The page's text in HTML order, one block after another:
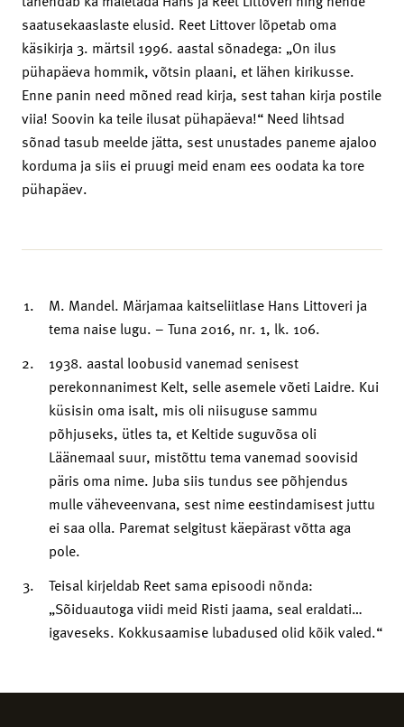
saatusekaaslaste elusid. Reet Littover lõpetab oma
käsikirja 3. märtsil 1996. aastal sõnadega: „On ilus
pühapäeva hommik, võtsin plaani, et lähen kirikusse.
Enne panin need mõned read kirja, sest tahan kirja postile
viia! Soovin ka teile ilusat pühapäeva!“ Need lihtsad
sõnad tasub meelde jätta, sest unustades paneme ajaloo
korduma ja siis ei pruugi meid enam ees oodata ka tore
pühapäev.
M. Mandel. Märjamaa kaitseliitlase Hans Littoveri ja
tema naise lugu. – Tuna 2016, nr. 1, lk. 106.
1938. aastal loobusid vanemad senisest
perekonnanimest Kelt, selle asemele võeti Laidre. Kui
küsisin oma isalt, mis oli niisuguse sammu
põhjuseks, ütles ta, et Keltide suguvõsa oli
Läänemaal suur, mistõttu tema vanemad soovisid
päris oma nime. Juba siis tundus see põhjendus
mulle väheveenvana, sest nime eestindamisest juttu
ei saa olla. Paremat selgitust käepärast võtta aga
pole.
Teisal kirjeldab Reet sama episoodi nõnda:
„Sõiduautoga viidi meid Risti jaama, seal eraldati…
igaveseks. Kokkusaamise lubadused olid kõik valed.“